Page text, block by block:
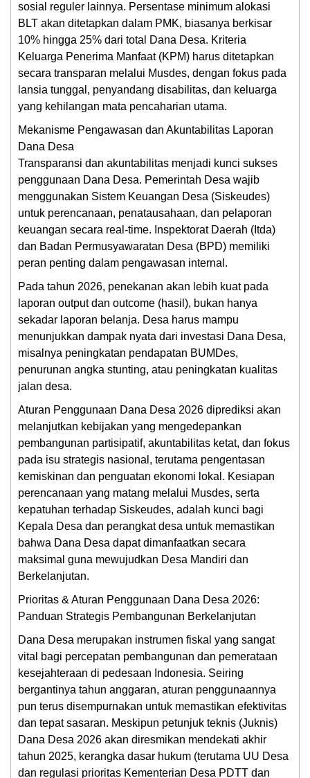
sosial reguler lainnya. Persentase minimum alokasi
BLT akan ditetapkan dalam PMK, biasanya berkisar
10% hingga 25% dari total Dana Desa. Kriteria
Keluarga Penerima Manfaat (KPM) harus ditetapkan
secara transparan melalui Musdes, dengan fokus pada
lansia tunggal, penyandang disabilitas, dan keluarga
yang kehilangan mata pencaharian utama.
Mekanisme Pengawasan dan Akuntabilitas Laporan
Dana Desa
Transparansi dan akuntabilitas menjadi kunci sukses
penggunaan Dana Desa. Pemerintah Desa wajib
menggunakan Sistem Keuangan Desa (Siskeudes)
untuk perencanaan, penatausahaan, dan pelaporan
keuangan secara real-time. Inspektorat Daerah (Itda)
dan Badan Permusyawaratan Desa (BPD) memiliki
peran penting dalam pengawasan internal.
Pada tahun 2026, penekanan akan lebih kuat pada
laporan output dan outcome (hasil), bukan hanya
sekadar laporan belanja. Desa harus mampu
menunjukkan dampak nyata dari investasi Dana Desa,
misalnya peningkatan pendapatan BUMDes,
penurunan angka stunting, atau peningkatan kualitas
jalan desa.
Aturan Penggunaan Dana Desa 2026 diprediksi akan
melanjutkan kebijakan yang mengedepankan
pembangunan partisipatif, akuntabilitas ketat, dan fokus
pada isu strategis nasional, terutama pengentasan
kemiskinan dan penguatan ekonomi lokal. Kesiapan
perencanaan yang matang melalui Musdes, serta
kepatuhan terhadap Siskeudes, adalah kunci bagi
Kepala Desa dan perangkat desa untuk memastikan
bahwa Dana Desa dapat dimanfaatkan secara
maksimal guna mewujudkan Desa Mandiri dan
Berkelanjutan.
Prioritas & Aturan Penggunaan Dana Desa 2026:
Panduan Strategis Pembangunan Berkelanjutan
Dana Desa merupakan instrumen fiskal yang sangat
vital bagi percepatan pembangunan dan pemerataan
kesejahteraan di pedesaan Indonesia. Seiring
bergantinya tahun anggaran, aturan penggunaannya
pun terus disempurnakan untuk memastikan efektivitas
dan tepat sasaran. Meskipun petunjuk teknis (Juknis)
Dana Desa 2026 akan diresmikan mendekati akhir
tahun 2025, kerangka dasar hukum (terutama UU Desa
dan regulasi prioritas Kementerian Desa PDTT dan